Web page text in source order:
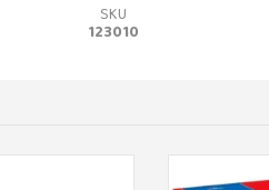
SKU
123010